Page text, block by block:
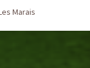
Marais